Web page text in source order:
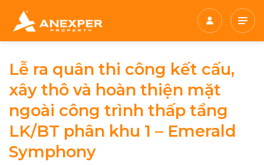
đến
Lễ ra quân thi công kết cấu,
xây thô và hoàn thiện mặt
ngoài công trình thấp tầng
LK/BT phân khu 1 – Emerald
Symphony